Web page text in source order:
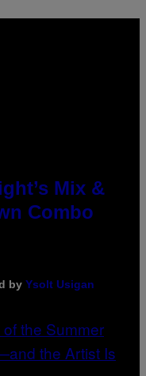
Mix &
Combo
by Ysolt Usigan